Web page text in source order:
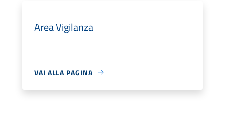
Area Vigilanza
VAI ALLA PAGINA